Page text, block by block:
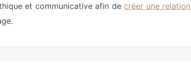
et communicative afin de créer une relation